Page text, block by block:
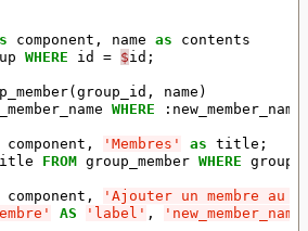
component , name as
contents
WHERE id = $id ;
( group_id , name )
WHERE : new_member_name
component , 'Membres' as title ;
FROM group_member WHERE
component ,
'Ajouter un membre au
AS 'label' ,